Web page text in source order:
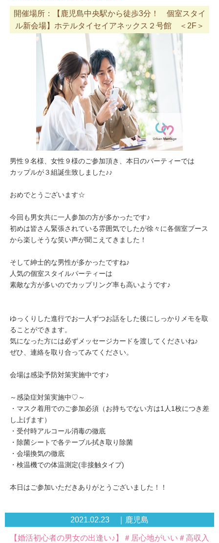
開催場所：【鹿児島中央駅から徒歩3分！ 個室スタイ
ル新会場】ホテルタイセイアネックス２号館 ＜2F＞
男性９名様、女性９様のご参加頂き、本日のパーティーでは
カップルが３組誕生致しました♪♪
おめでとうございます☆
今回も男女共に一人参加の方が多かったです♪
初めは皆さん緊張されている雰囲気でしたが徐々に各個室ブース
から楽しそうな笑い声が聞こえてきました！
そして紳士的な男性が多かったですね♪
人気の個室スタイルパーティーは
素敵な方が多いのでカップリング率も高いようです♪
ゆっくりした進行でお一人ずつお話をした後にしっかりメモを取
ることができます。
気になった方には必ずメッセージカードを渡してくださいね♪
ぜひ、連絡を取り合ってみてください。
会場は感染予防対策実施中です♪
～感染症対策実施中♡～
・マスク着用でのご参加必須（お持ちでない方は1人1枚につき差
し上げます）
・受付時アルコール消毒の徹底
・除菌シートで各テーブル拭き取り除菌
・会場換気の徹底
・検温機での体温測定(非接触タイプ)
本日はご参加いただきありがとうございました！！
2021.02.23 ｜鹿児島
【婚活初心者の男女の出逢い♪】＃居心地がいい＃高収入